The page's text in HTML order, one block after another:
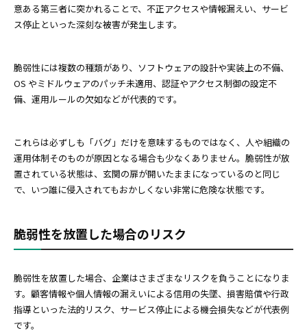
意ある第三者に突かれることで、不正アクセスや情報漏えい、サービ
ス停止といった深刻な被害が発生します。
脆弱性には複数の種類があり、ソフトウェアの設計や実装上の不備、
OS やミドルウェアのパッチ未適用、認証やアクセス制御の設定不
備、運用ルールの欠如などが代表的です。
これらは必ずしも「バグ」だけを意味するものではなく、人や組織の
運用体制そのものが原因となる場合も少なくありません。脆弱性が放
置されている状態は、玄関の扉が開いたままになっているのと同じ
で、いつ誰に侵入されてもおかしくない非常に危険な状態です。
脆弱性を放置した場合のリスク
脆弱性を放置した場合、企業はさまざまなリスクを負うことになりま
す。顧客情報や個人情報の漏えいによる信用の失墜、損害賠償や行政
指導といった法的リスク、サービス停止による機会損失などが代表例
です。